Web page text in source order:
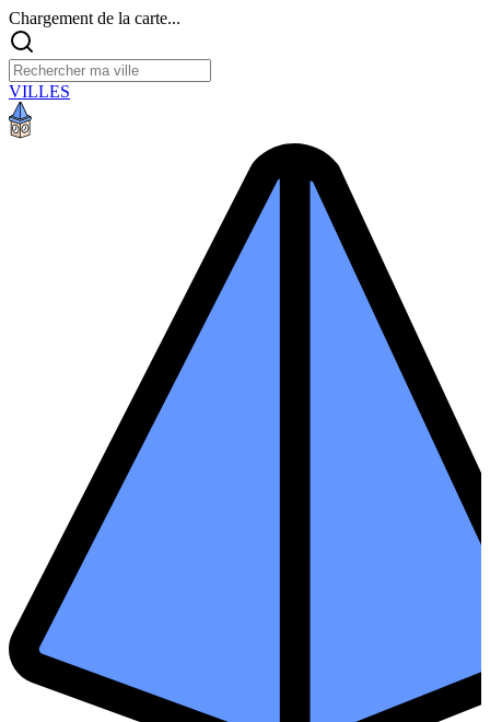
Chargement de la carte...
VILLES